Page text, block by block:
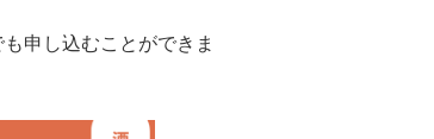
申し込むことができま